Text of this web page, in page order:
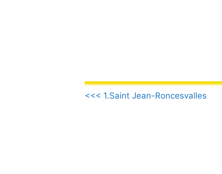
.
<<< 1.Saint Jean-Roncesvalles